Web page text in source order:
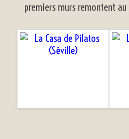
premiers murs remontent au